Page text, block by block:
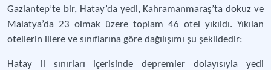
Gaziantep’te bir, Hatay’da yedi, Kahramanmaraş’ta dokuz ve
Malatya’da 23 olmak üzere toplam 46 otel yıkıldı. Yıkılan
otellerin illere ve sınıflarına göre dağılışımı şu şekildedir:
Hatay il sınırları içerisinde depremler dolayısıyla yedi